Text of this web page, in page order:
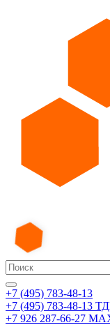
+7 (495) 783-48-13
+7 (495) 783-48-13
+7 926 287-66-27